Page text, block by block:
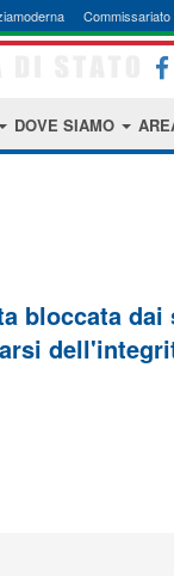
Commissariato
DOVE SIAMO
bloccata